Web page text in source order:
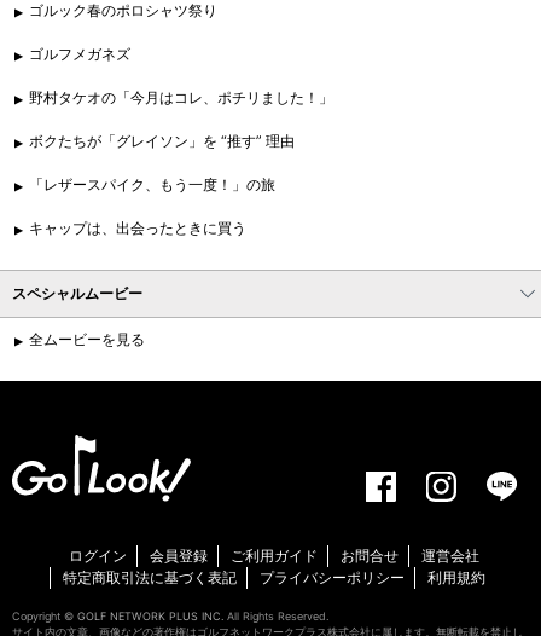
ゴルック春のポロシャツ祭り
ゴルフメガネズ
野村タケオの「今月はコレ、ポチリました！」
ボクたちが「グレイソン」を “推す” 理由
「レザースパイク、もう一度！」の旅
キャップは、出会ったときに買う
スペシャルムービー
全ムービーを見る
ログイン 会員登録 ご利用ガイド お問合せ
運営会社
特定商取引法に基づく表記
プライバシーポリシー 利用規約
Copyright © GOLF NETWORK PLUS INC. All Rights Reserved.
サイト内の文章、画像などの著作権はゴルフネットワークプラス株式会社に属します。無断転載を禁止し